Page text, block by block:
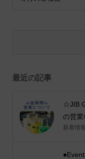
最近の記事
☆JIB
の営業
新着情報